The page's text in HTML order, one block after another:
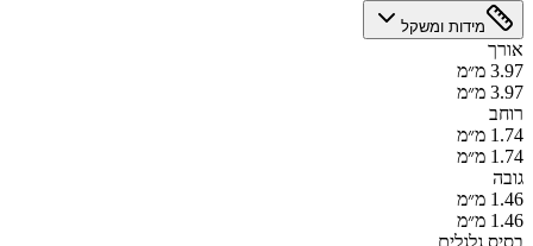
מידות ומשקל
אורך
3.97 מ״מ
3.97 מ״מ
רוחב
1.74 מ״מ
1.74 מ״מ
גובה
1.46 מ״מ
1.46 מ״מ
בסיס גלגלים